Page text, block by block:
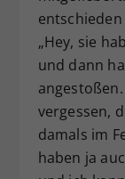
„Hey, sie
und dann
vergessen,
damals im
haben ja